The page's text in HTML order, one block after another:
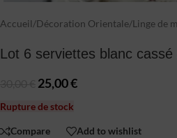
Accueil/Décoration Orientale/Linge de
Lot 6 serviettes blanc cassé
25,00€
Rupture de stock
Compare Add to wishlist